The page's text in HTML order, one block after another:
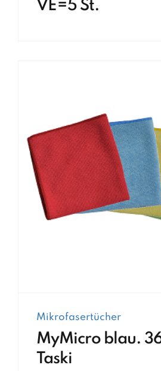
VE=5 St.
Mikrofasertücher
MyMicro blau.
Taski